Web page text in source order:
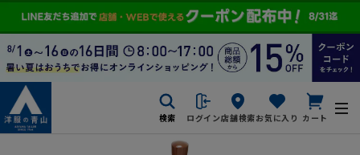
検索 ログイン店舗検索お気に入り カート